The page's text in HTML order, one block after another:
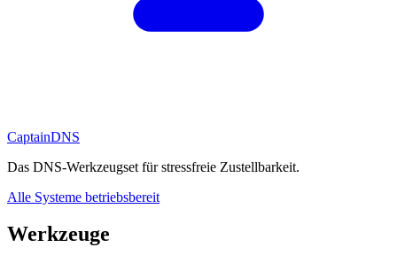
CaptainDNS
Das DNS-Werkzeugset für stressfreie Zustellbarkeit.
Alle Systeme betriebsbereit
Werkzeuge